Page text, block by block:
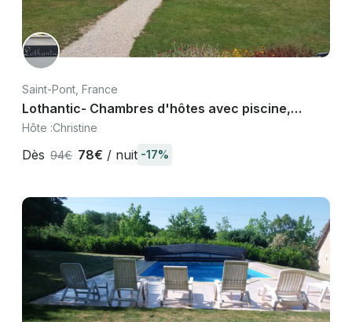
Saint-Pont, France
Lothantic- Chambres d'hôtes avec piscine,
Saint-Pont près de Vichy, Allier
Hôte :Christine
Dès 94€ 78€ / nuit -17%